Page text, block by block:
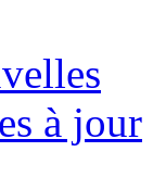
à jour